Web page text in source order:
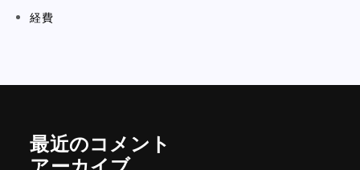
経費
最近のコメント